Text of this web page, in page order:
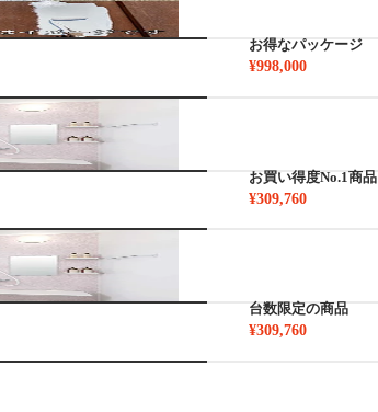
お得なパッケージ
¥998,000
お買い得度No.1商品
¥309,760
台数限定の商品
¥309,760